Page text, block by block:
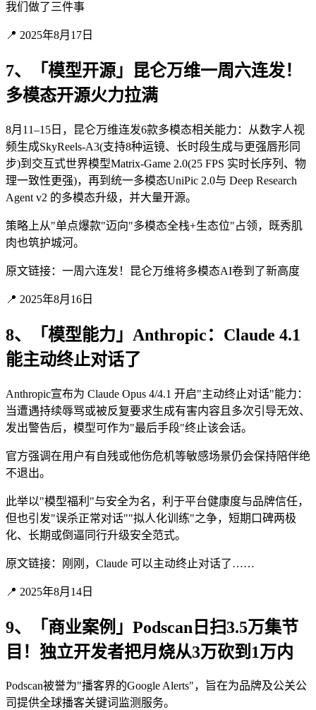
我们做了三件事
📍 2025年8月17日
7、「模型开源」昆仑万维一周六连发！
多模态开源火力拉满
8月11–15日，昆仑万维连发6款多模态相关能力：从数字人视
频生成SkyReels-A3(支持8种运镜、长时段生成与更强唇形同
步)到交互式世界模型Matrix-Game 2.0(25 FPS 实时长序列、物
理一致性更强)，再到统一多模态UniPic 2.0与 Deep Research
Agent v2 的多模态升级，并大量开源。
策略上从"单点爆款"迈向"多模态全栈+生态位"占领，既秀肌
肉也筑护城河。
原文链接：一周六连发！昆仑万维将多模态AI卷到了新高度
📍 2025年8月16日
8、「模型能力」Anthropic：Claude 4.1
能主动终止对话了
Anthropic宣布为 Claude Opus 4/4.1 开启"主动终止对话"能力：
当遭遇持续辱骂或被反复要求生成有害内容且多次引导无效、
发出警告后，模型可作为"最后手段"终止该会话。
官方强调在用户有自残或他伤危机等敏感场景仍会保持陪伴绝
不退出。
此举以"模型福利"与安全为名，利于平台健康度与品牌信任，
但也引发"误杀正常对话""拟人化训练"之争，短期口碑两极
化、长期或倒逼同行升级安全范式。
原文链接：刚刚，Claude 可以主动终止对话了……
📍 2025年8月14日
9、「商业案例」Podscan日扫3.5万集节
目！独立开发者把月烧从3万砍到1万内
Podscan被誉为"播客界的Google Alerts"，旨在为品牌及公关公
司提供全球播客关键词监测服务。